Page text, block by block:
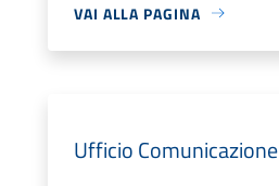
VAI ALLA PAGINA
Ufficio Comunicazione